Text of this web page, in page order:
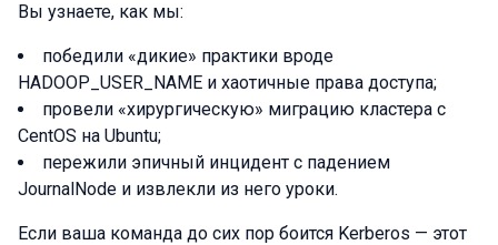
Вы узнаете, как мы:
победили «дикие» практики вроде
HADOOP_USER_NAME и хаотичные права доступа;
провели «хирургическую» миграцию кластера с
CentOS на Ubuntu;
пережили эпичный инцидент с падением
JournalNode и извлекли из него уроки.
Если ваша команда до сих пор боится Kerberos — этот